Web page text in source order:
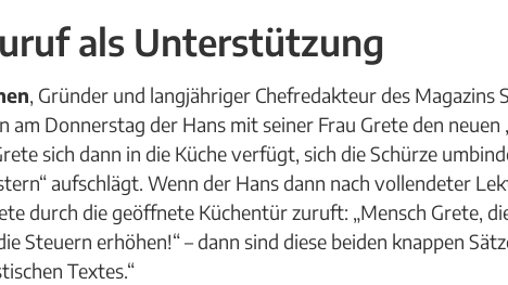
als Unterstützung
, Gründer und langjähriger Chefredakteur des
am Donnerstag der Hans mit seiner Frau Grete den
sich dann in die Küche verfügt, sich die Schürze
aufschlägt. Wenn der Hans dann nach vollendeter
durch die geöffnete Küchentür zuruft: „Mensch Grete,
Steuern erhöhen!“ – dann sind diese beiden knappen
Textes.“